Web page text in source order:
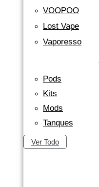
VOOPOO
Lost Vape
Vaporesso
Pods
Kits
Mods
Tanques
Ver Todo